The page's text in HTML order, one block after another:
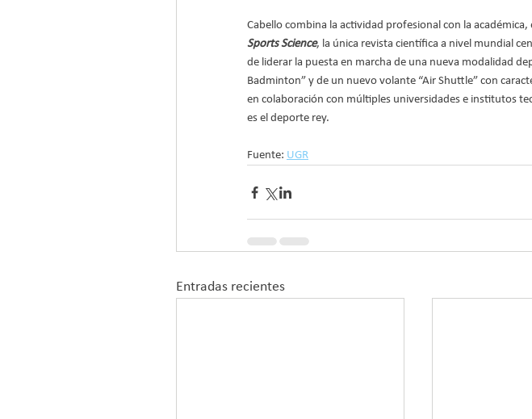
Cabello combina la actividad profesional con la
Sports Science, la única revista científica a nivel mundial
de liderar la puesta en marcha de una nueva modalidad
Badminton” y de un nuevo volante “Air Shuttle” con
en colaboración con múltiples universidades e institutos
es el deporte rey.
Fuente: UGR
Entradas recientes